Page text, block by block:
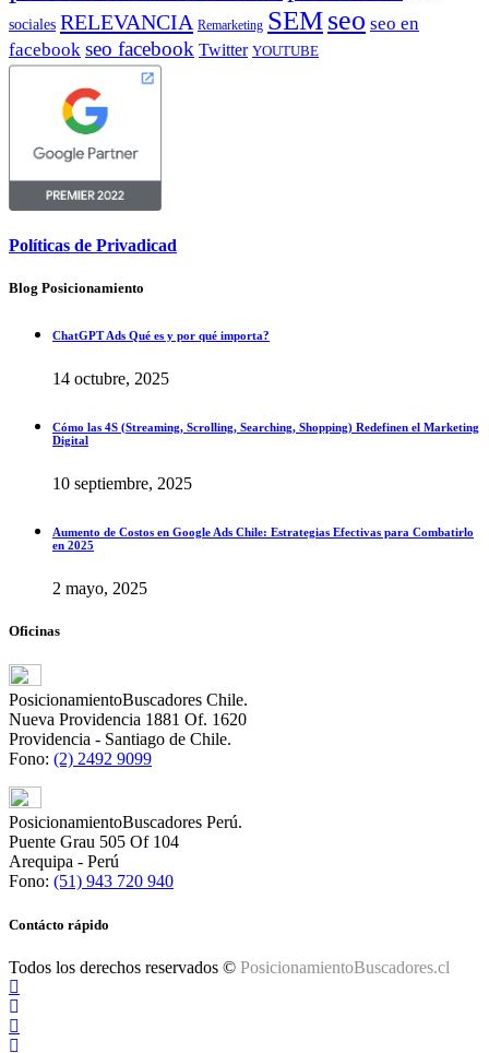
sociales RELEVANCIA Remarketing SEMseo seo en
facebook seo facebook Twitter YOUTUBE
Políticas de Privadicad
Blog Posicionamiento
ChatGPT Ads Qué es y por qué importa?
14 octubre, 2025
Cómo las 4S (Streaming, Scrolling, Searching, Shopping) Redefinen el Marketing
Digital
10 septiembre, 2025
Aumento de Costos en Google Ads Chile: Estrategias Efectivas para Combatirlo
en 2025
2 mayo, 2025
Oficinas
PosicionamientoBuscadores Chile.
Nueva Providencia 1881 Of. 1620
Providencia - Santiago de Chile.
Fono: (2) 2492 9099
PosicionamientoBuscadores Perú.
Puente Grau 505 Of 104
Arequipa - Perú
Fono: (51) 943 720 940
Contácto rápido
Todos los derechos reservados © PosicionamientoBuscadores.cl